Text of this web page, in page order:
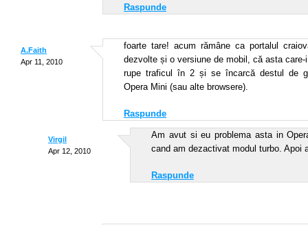
Raspunde
A.Faith
Apr 11, 2010
foarte tare! acum rămâne ca portalul
dezvolte și o versiune de mobil, că asta care-
rupe traficul în 2 și se încarcă destul de
Opera Mini (sau alte browsere).
Raspunde
Virgil
Apr 12, 2010
Am avut si eu problema asta in
cand am dezactivat modul turbo. Apoi
Raspunde